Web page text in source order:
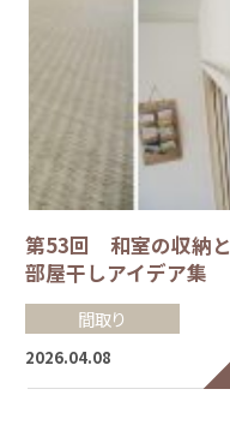
第53回 和室の収納と
部屋干しアイデア集
間取り
2026.04.08